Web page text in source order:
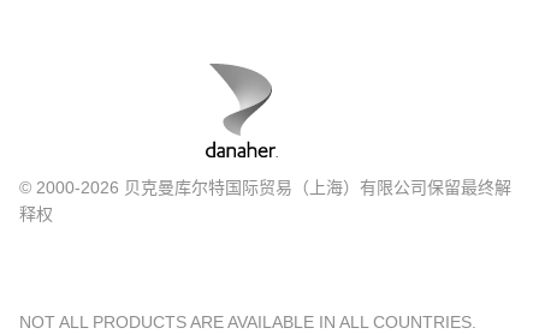
© 2000-2026 贝克曼库尔特国际贸易（上海）有限公司保留最终解
释权
NOT ALL PRODUCTS ARE AVAILABLE IN ALL COUNTRIES.